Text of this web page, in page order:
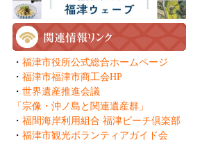
・ 福津市役所公式総合ホームページ
・ 福津市福津市商工会HP
・ 世界遺産推進会議
「宗像・沖ノ島と関連遺産群」
・ 福間海岸利用組合 福津ビーチ倶楽部
・ 福津市観光ボランティアガイド会